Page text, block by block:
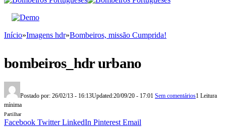
Início»Imagens hdr»Bombeiros, missão Cumprida!
bombeiros_hdr urbano
Postado por: 26/02/13 - 16:13Updated:20/09/20 - 17:01 Sem comentários1 Leitura
mínima
Partilhar
Facebook Twitter LinkedIn Pinterest Email